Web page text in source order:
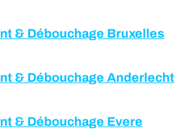
& Débouchage Bruxelles
& Débouchage Anderlecht
& Débouchage Evere